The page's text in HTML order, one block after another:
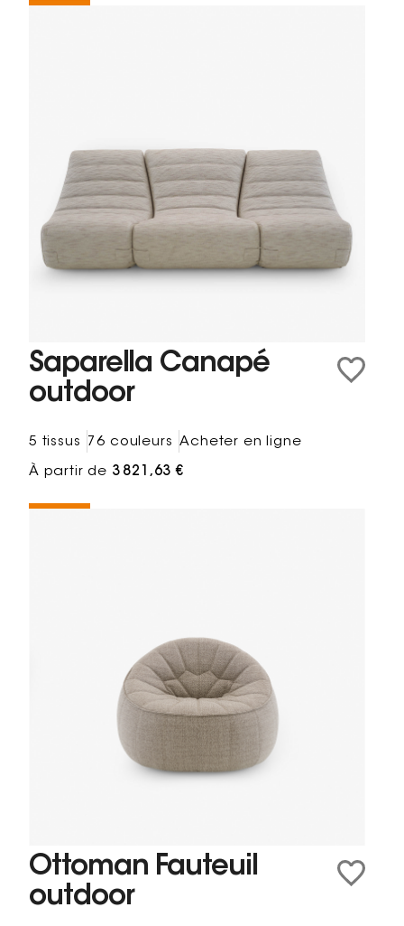
Saparella Canapé
outdoor
5 tissus 76 couleurs Acheter en ligne
À partir de 3 821,63 €
Ottoman Fauteuil
outdoor